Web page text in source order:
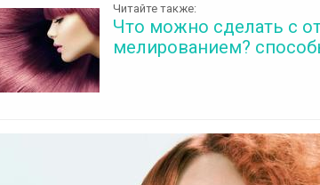
Читайте также:
Что можно сделать с
мелированием?